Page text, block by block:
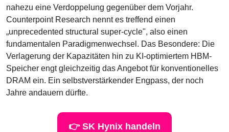
nahezu eine Verdoppelung gegenüber dem Vorjahr.
Counterpoint Research nennt es treffend einen
„unprecedented structural super-cycle", also einen
fundamentalen Paradigmenwechsel. Das Besondere: Die
Verlagerung der Kapazitäten hin zu KI-optimiertem HBM-
Speicher engt gleichzeitig das Angebot für konventionelles
DRAM ein. Ein selbstverstärkender Engpass, der noch
Jahre andauern dürfte.
👉 SK Hynix handeln